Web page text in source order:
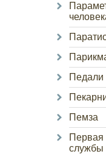
Педали
Пемза
Первая
службы